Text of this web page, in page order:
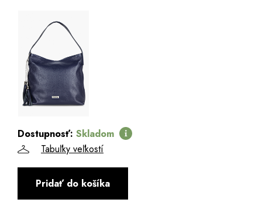
Dostupnosť: Skladom
Tabuľky veľkostí
Pridať do košíka